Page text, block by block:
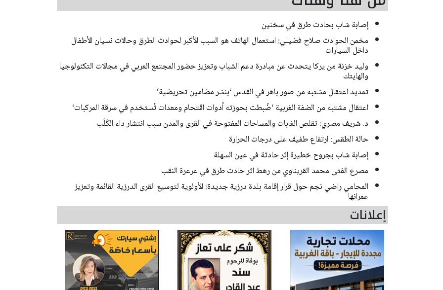
إصابة شاب بحادث طرق في سخنين
مخمن الحوادث صلاح فضيلي: استعمال الهاتف هو السبب الأكبر لحوادث الطرق وحالات نسيان الأطفال
داخل السيارات
وليد خزنة من يركا يتحدث عن مبادرة دعم الشباب وتعزيز حضور المجتمع العربي في مجالات التكنولوجيا
والهايتك
تمديد اعتقال مشتبه من صور باهر في القدس ‘بنشر مضامين تحريضية‘
اعتقال مشتبه من الضفة الغربية ‘ضُبطت بحوزته أدوات اقتحام ومعدات تُستخدم في سرقة المركبات‘
د. شريف مصري: تقلص الغابات والمساحات المفتوحة في القرى والمدن سبب انتشار داء الكَلَب
حالة الطقس: ارتفاع طفيف على درجات الحرارة
إصابة شاب بجروح خطيرة إثر حادثة في عين السهلة
مصرع الفتى محمد القريناوي من رهط اثر حادث طرق في عرعرة النقب
المحامي راضي نجم حول قرار إقامة بلدة درزية جديدة: الأولوية لتوسيع القرى الدرزية القائمة وتعزيز
عمرانها
إعلانات